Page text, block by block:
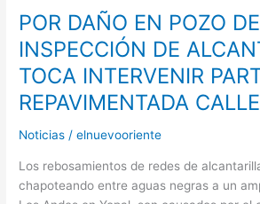
POR DAÑO EN POZO DE
INSPECCIÓN DE
TOCA INTERVENIR
REPAVIMENTADA
Noticias /elnuevooriente
Los rebosamientos de redes de
chapoteando entre aguas negras a un
PARTE
DE
LA
REPAVIMENTADA
CALLE